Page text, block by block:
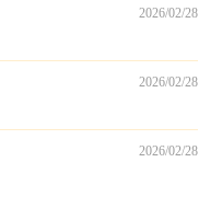
2026/02/28
2026/02/28
2026/02/28